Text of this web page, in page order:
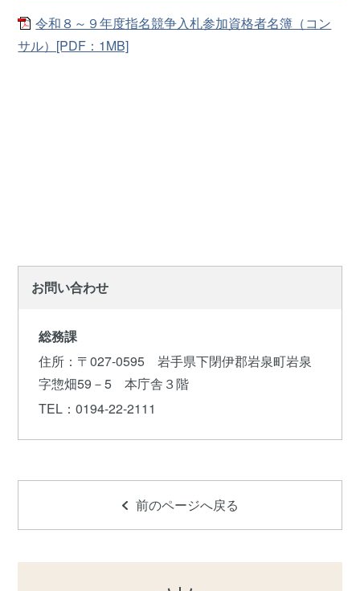
令和８～９年度指名競争入札参加資格者名簿（コン
サル）[PDF：1MB]
お問い合わせ
総務課
住所 ：〒027-0595 岩手県下閉伊郡岩泉町岩泉
字惣畑59－5 本庁舎３階
TEL ：0194-22-2111
前のページへ戻る